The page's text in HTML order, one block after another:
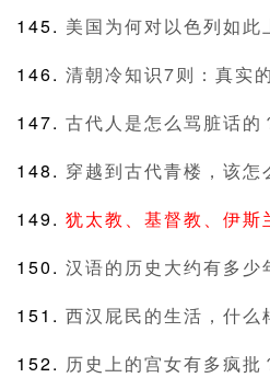
美国为何对以色列如此
清朝冷知识7则：真实
古代人是怎么骂脏话的
穿越到古代青楼，该怎
犹太教、基督教、伊斯
汉语的历史大约有多少
西汉屁民的生活，什么
历史上的宫女有多疯批